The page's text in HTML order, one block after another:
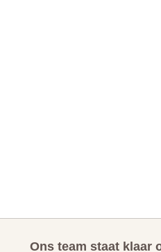
Ons team staat klaar